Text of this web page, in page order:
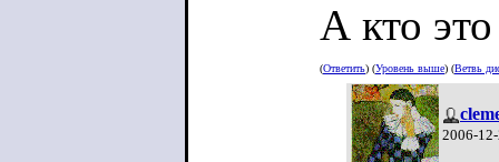
А кто
(Ответить) (Уровень выше) (Ветвь
2006-